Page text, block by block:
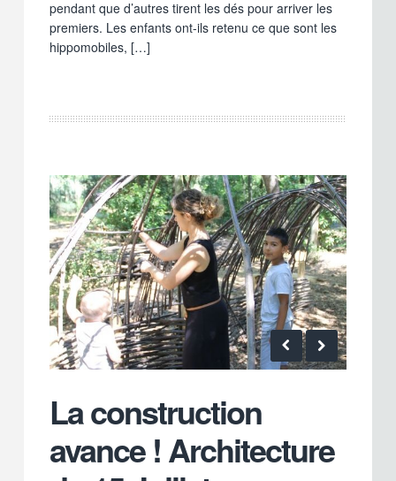
pendant que d’autres tirent les dés pour arriver les
premiers. Les enfants ont-ils retenu ce que sont les
hippomobiles, […]
La construction
avance ! Architecture